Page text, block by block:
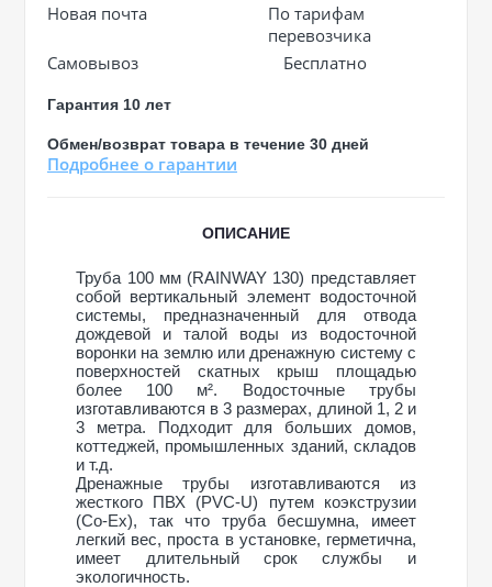
Новая почта
По тарифам
перевозчика
Самовывоз
Бесплатно
Гарантия 10 лет
Обмен/возврат товара в течение 30 дней
Подробнее о гарантии
ОПИСАНИЕ
Труба 100 мм (RAINWAY 130) представляет
собой вертикальный элемент водосточной
системы, предназначенный для отвода
дождевой и талой воды из водосточной
воронки на землю или дренажную систему с
поверхностей скатных крыш площадью
более 100 м². Водосточные трубы
изготавливаются в 3 размерах, длиной 1, 2 и
3 метра. Подходит для больших домов,
коттеджей, промышленных зданий, складов
и т.д.
Дренажные трубы изготавливаются из
жесткого ПВХ (PVC-U) путем коэкструзии
(Co-Ex), так что труба бесшумна, имеет
легкий вес, проста в установке, герметична,
имеет длительный срок службы и
экологичность.